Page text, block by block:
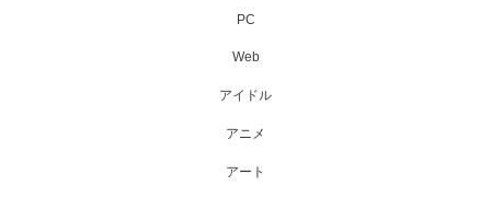
PC
Web
アイドル
アニメ
アート